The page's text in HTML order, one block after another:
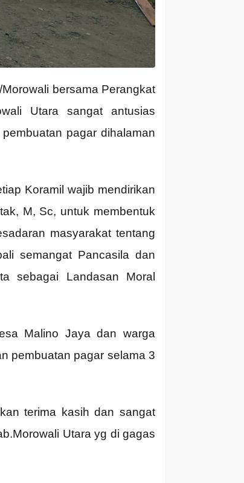
bersama Perangkat
Utara sangat antusias
pagar dihalaman
Koramil wajib mendirikan
M, Sc, untuk membentuk
masyarakat tentang
semangat Pancasila dan
sebagai Landasan Moral
Malino Jaya dan warga
pembuatan pagar selama 3
terima kasih dan sangat
Utara yg di gagas